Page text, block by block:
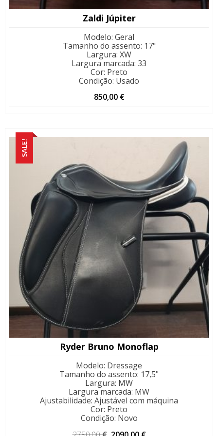
Zaldi Júpiter
Modelo: Geral
Tamanho do assento: 17"
Largura: XW
Largura marcada: 33
Cor: Preto
Condição: Usado
850,00 €
SALE!
Ryder Bruno Monoflap
Modelo: Dressage
Tamanho do assento: 17,5"
Largura: MW
Largura marcada: MW
Ajustabilidade: Ajustável com máquina
Cor: Preto
Condição: Novo
O